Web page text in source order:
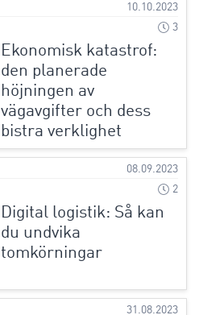
10.10.2023
3
Ekonomisk katastrof:
den planerade
höjningen av
vägavgifter och dess
bistra verklighet
08.09.2023
2
Digital logistik: Så kan
du undvika
tomkörningar
31.08.2023